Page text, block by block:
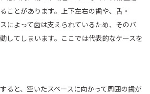
ことがあります。上下左右の歯や、舌・
によって歯は支えられているため、そのバ
してしまいます。ここでは代表的なケースを
ると、空いたスペースに向かって周囲の歯が